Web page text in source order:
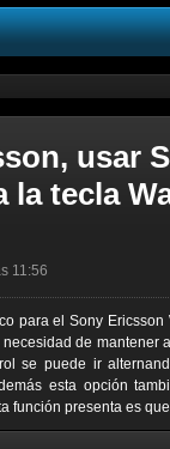
usar
la tecla
11:56
para el Sony
de mantener
se puede ir
esta opción
función presenta es